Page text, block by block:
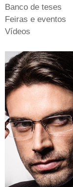
Banco de teses
Feiras e eventos
Vídeos